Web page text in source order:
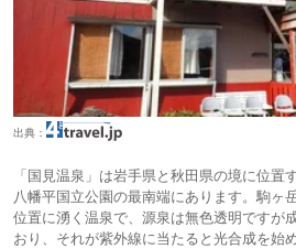
出典：
「国見温泉」は岩手県と秋田県の境に位置
八幡平国立公園の最南端にあります。駒ヶ
位置に湧く温泉で、源泉は無色透明ですが
おり、それが紫外線に当たると光合成を始